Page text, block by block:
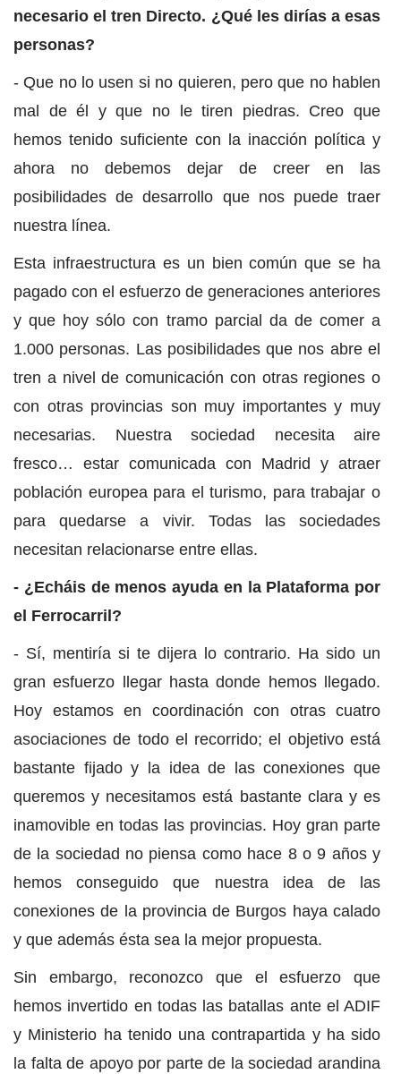
necesario el tren Directo. ¿Qué les dirías a esas
personas?
- Que no lo usen si no quieren, pero que no hablen
mal de él y que no le tiren piedras. Creo que
hemos tenido suficiente con la inacción política y
ahora no debemos dejar de creer en las
posibilidades de desarrollo que nos puede traer
nuestra línea.
Esta infraestructura es un bien común que se ha
pagado con el esfuerzo de generaciones anteriores
y que hoy sólo con tramo parcial da de comer a
1.000 personas. Las posibilidades que nos abre el
tren a nivel de comunicación con otras regiones o
con otras provincias son muy importantes y muy
necesarias. Nuestra sociedad necesita aire
fresco… estar comunicada con Madrid y atraer
población europea para el turismo, para trabajar o
para quedarse a vivir. Todas las sociedades
necesitan relacionarse entre ellas.
- ¿Echáis de menos ayuda en la Plataforma por
el Ferrocarril?
- Sí, mentiría si te dijera lo contrario. Ha sido un
gran esfuerzo llegar hasta donde hemos llegado.
Hoy estamos en coordinación con otras cuatro
asociaciones de todo el recorrido; el objetivo está
bastante fijado y la idea de las conexiones que
queremos y necesitamos está bastante clara y es
inamovible en todas las provincias. Hoy gran parte
de la sociedad no piensa como hace 8 o 9 años y
hemos conseguido que nuestra idea de las
conexiones de la provincia de Burgos haya calado
y que además ésta sea la mejor propuesta.
Sin embargo, reconozco que el esfuerzo que
hemos invertido en todas las batallas ante el ADIF
y Ministerio ha tenido una contrapartida y ha sido
la falta de apoyo por parte de la sociedad arandina